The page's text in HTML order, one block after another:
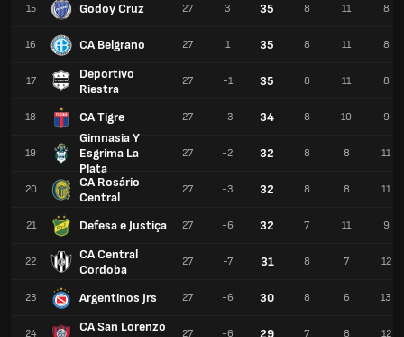
15 Godoy Cruz
16 CA Belgrano
17
Deportivo
Riestra
18 CA Tigre
19
Gimnasia Y
Esgrima La
Plata
20
CA Rosário
Central
21 Defesa e Justiça
22
CA Central
Cordoba
23 Argentinos Jrs
24
CA San Lorenzo
27 3 35 8 11 8
27 1 35 8 11 8
27 -1 35 8 11 8
27 -3 34 8 10 9
27 -2 32 8 8 11
27 -3 32 8 8 11
27 -6 32 7 11 9
27 -7 31 8 7 12
27 -6 30 8 6 13
27 -6 29 7 8 12